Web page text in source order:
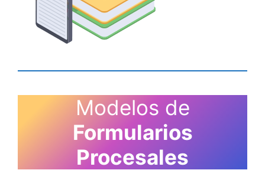
Modelos de
Formularios
Procesales